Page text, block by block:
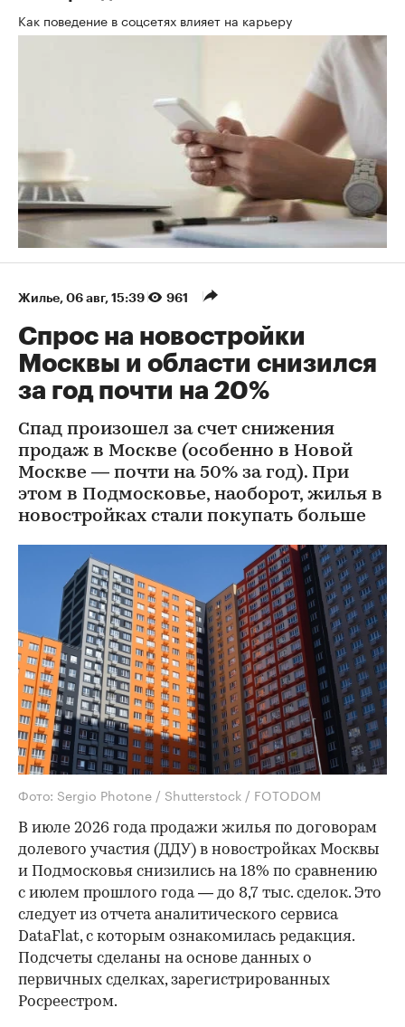
Как поведение в соцсетях влияет на карьеру
Жилье 06 авг, 15:39 961
Спрос на новостройки
Москвы и области снизился
за год почти на 20%
Спад произошел за счет снижения
продаж в Москве (особенно в Новой
Москве — почти на 50% за год). При
этом в Подмосковье, наоборот, жилья в
новостройках стали покупать больше
Фото: Sergio Photone / Shutterstock / FOTODOM
В июле 2026 года продажи жилья по договорам
долевого участия (ДДУ) в новостройках Москвы
и Подмосковья снизились на 18% по сравнению
с июлем прошлого года — до 8,7 тыс. сделок. Это
следует из отчета аналитического сервиса
DataFlat, с которым ознакомилась редакция.
Подсчеты сделаны на основе данных о
первичных сделках, зарегистрированных
Росреестром.